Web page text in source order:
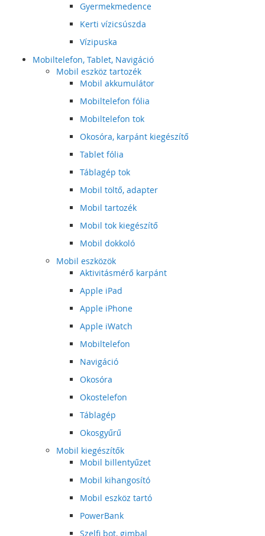
Gyermekmedence
Kerti vízicsúszda
Vízipuska
Mobiltelefon, Tablet, Navigáció
Mobil eszköz tartozék
Mobil akkumulátor
Mobiltelefon fólia
Mobiltelefon tok
Okosóra, karpánt kiegészítő
Tablet fólia
Táblagép tok
Mobil töltő, adapter
Mobil tartozék
Mobil tok kiegészítő
Mobil dokkoló
Mobil eszközök
Aktivitásmérő karpánt
Apple iPad
Apple iPhone
Apple iWatch
Mobiltelefon
Navigáció
Okosóra
Okostelefon
Táblagép
Okosgyűrű
Mobil kiegészítők
Mobil billentyűzet
Mobil kihangosító
Mobil eszköz tartó
PowerBank
Szelfi bot, gimbal